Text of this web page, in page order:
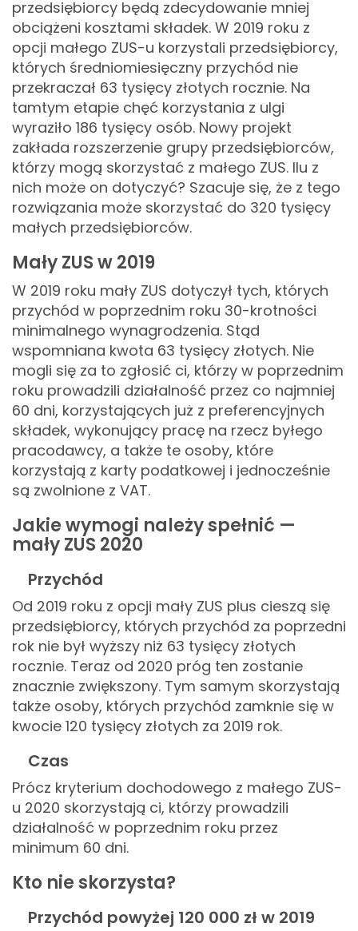
przedsiębiorcy będą zdecydowanie mniej
obciążeni kosztami składek. W 2019 roku z
opcji małego ZUS-u korzystali przedsiębiorcy,
których średniomiesięczny przychód nie
przekraczał 63 tysięcy złotych rocznie. Na
tamtym etapie chęć korzystania z ulgi
wyraziło 186 tysięcy osób. Nowy projekt
zakłada rozszerzenie grupy przedsiębiorców,
którzy mogą skorzystać z małego ZUS. Ilu z
nich może on dotyczyć? Szacuje się, że z tego
rozwiązania może skorzystać do 320 tysięcy
małych przedsiębiorców.
Mały ZUS w 2019
W 2019 roku mały ZUS dotyczył tych, których
przychód w poprzednim roku 30-krotności
minimalnego wynagrodzenia. Stąd
wspomniana kwota 63 tysięcy złotych. Nie
mogli się za to zgłosić ci, którzy w poprzednim
roku prowadzili działalność przez co najmniej
60 dni, korzystających już z preferencyjnych
składek, wykonujący pracę na rzecz byłego
pracodawcy, a także te osoby, które
korzystają z karty podatkowej i jednocześnie
są zwolnione z VAT.
Jakie wymogi należy spełnić —
mały ZUS 2020
Przychód
Od 2019 roku z opcji mały ZUS plus cieszą się
przedsiębiorcy, których przychód za poprzedni
rok nie był wyższy niż 63 tysięcy złotych
rocznie. Teraz od 2020 próg ten zostanie
znacznie zwiększony. Tym samym skorzystają
także osoby, których przychód zamknie się w
kwocie 120 tysięcy złotych za 2019 rok.
Czas
Prócz kryterium dochodowego z małego ZUS-
u 2020 skorzystają ci, którzy prowadzili
działalność w poprzednim roku przez
minimum 60 dni.
Kto nie skorzysta?
Przychód powyżej 120 000 zł w 2019